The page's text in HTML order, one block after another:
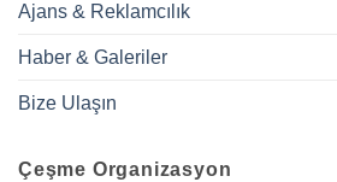
Ajans & Reklamcılık
Haber & Galeriler
Bize Ulaşın
Çeşme Organizasyon